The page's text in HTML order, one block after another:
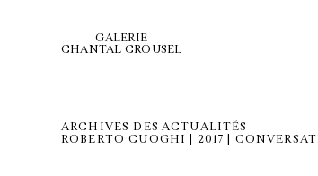
GALERIE
CHANTAL CROUSEL
ARCHIVES DES ACTUALITÉS
ROBERTO CUOGHI | 2017 |